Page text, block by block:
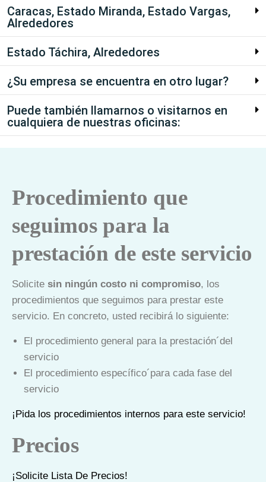
Caracas, Estado Miranda, Estado Vargas,
Alrededores
Estado Táchira, Alrededores
¿Su empresa se encuentra en otro lugar?
Puede también llamarnos o visitarnos en
cualquiera de nuestras oficinas:
Procedimiento que
seguimos para la
prestación de este servicio
Solicite sin ningún costo ni compromiso, los
procedimientos que seguimos para prestar este
servicio. En concreto, usted recibirá lo siguiente:
El procedimiento general para la prestación´del
servicio
El procedimiento específico´para cada fase del
servicio
¡Pida los procedimientos internos para este servicio!
Precios
¡Solicite Lista De Precios!